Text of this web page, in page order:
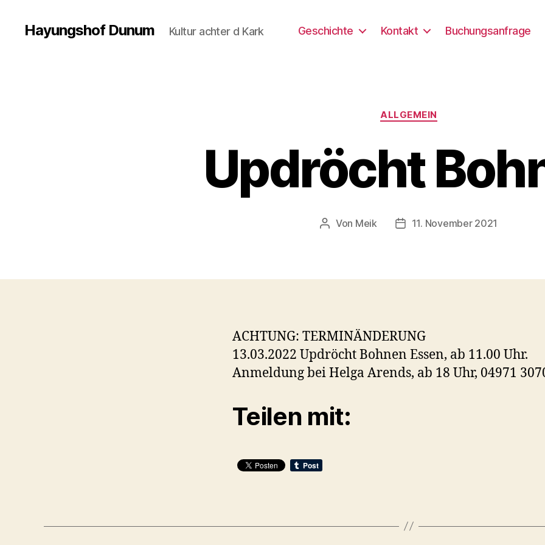
Hayungshof Dunum Kultur achter d Kark Geschichte Kontakt Buchungsanfrage
Kategorien
ALLGEMEIN
Updröcht
Beitragsautor
Von Meik Beitragsdatum
11. November 2021
ACHTUNG: TERMINÄNDERUNG
13.03.2022 Updröcht Bohnen Essen, ab 11.00 Uhr.
Anmeldung bei Helga Arends, ab 18 Uhr, 04971
Teilen mit: